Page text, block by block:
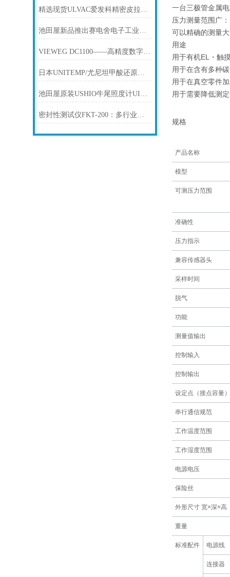
精选现货ULVAC爱发科精密皮拉尼真空计GP-1G/GP-2001G/GP-1000G
池田屋新品推出赛电舍电子工业超声波焊接机 SONOPET JⅡ400 S型
VIEWEG DC1100——高精度数字点胶机简介
日本UNITEMP/尤尼坦甲酸还原回流设备【问题解决示例：板内温度变化】
池田屋原装USHIO牛尾照度计UIT-250产品介绍技术参
密封性测试仪FKT-200：多行业品质守护的“全能选手“
一台三极管金属
压力测量范围广
可以精确的测量
用途
用于有机EL・触
用于在含有多种
用于在真空零件
用于需要降低测
规格
产品名称
模型
可测压力范围
准确性
压力指示
兼容传感器头
采样时间
脱气
功能
测量值输出
控制输入
控制输出
设定点（接点容量）
串行通信规范
工作温度范围
工作湿度范围
电源电压
保险丝
外形尺寸 宽×深×高
重量
标准配件 电源线
连接器